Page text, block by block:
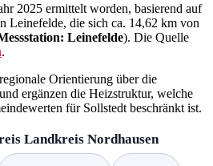
2025 ermittelt worden, basierend auf
Leinefelde, die sich ca. 14,62 km von
Leinefelde). Die Quelle
.
Orientierung über die
ergänzen die Heizstruktur, welche
für Sollstedt beschränkt ist.
Landkreis Nordhausen